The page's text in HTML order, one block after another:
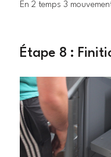
En 2 temps 3
Étape 8 :